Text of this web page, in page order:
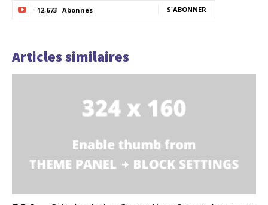
12,673 Abonnés S'ABONNER
Articles similaires